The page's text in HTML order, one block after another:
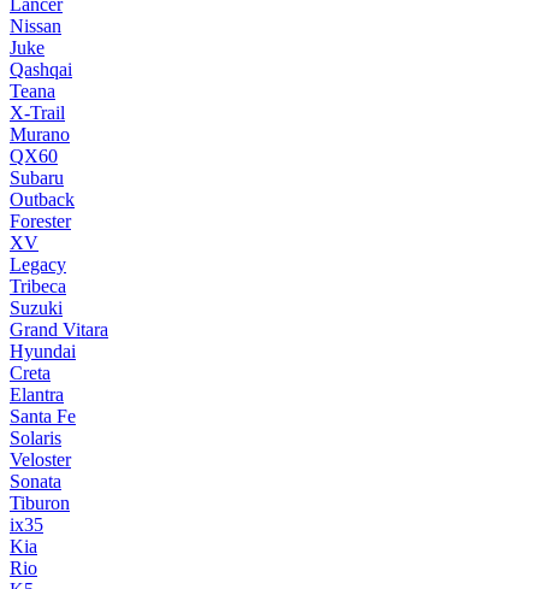
Lancer
Nissan
Juke
Qashqai
Teana
X-Trail
Murano
QX60
Subaru
Outback
Forester
XV
Legacy
Tribeca
Suzuki
Grand Vitara
Hyundai
Creta
Elantra
Santa Fe
Solaris
Veloster
Sonata
Tiburon
ix35
Kia
Rio